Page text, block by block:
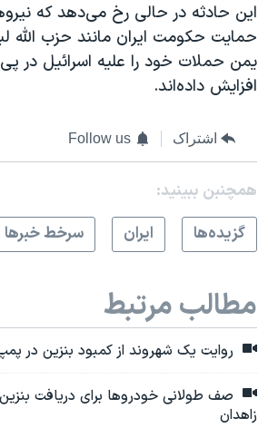
این حادثه در حالی رخ می‌دهد که
حمایت حکومت ایران مانند حزب الله
یمن حملات خود را علیه اسرائیل در
افزایش داده‌اند.
اشتراک Follow us
همچنبن ببینید:
گزيده‌ها
ايران سرخط خبرها
مطالب مرتبط
روایت یک شهروند از کمبود بنزین در
صف طولانی خودروها برای دریافت
زاهدان